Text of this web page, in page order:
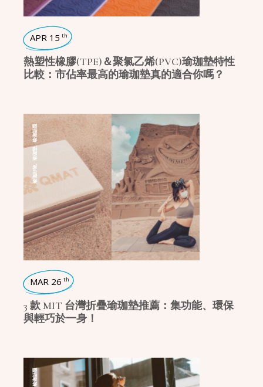
APR 15 th
熱塑性橡膠(TPE)＆聚氯乙烯(PVC)瑜珈墊特性
比較：市佔率最高的瑜珈墊真的適合你嗎？
瑜珈好物
瑜珈墊
瑜珈話題
MAR 26 th
3 款 MIT 台灣折疊瑜珈墊推薦：集功能、環保
與輕巧於一身！
瑜珈話題